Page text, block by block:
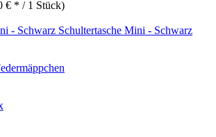
€ * / 1 Stück)
Schultertasche Mini - Schwarz